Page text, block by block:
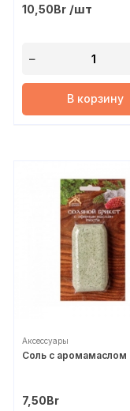
10,50Br /шт
В корзину
Аксессуары
Соль с аромамаслом
7,50Br